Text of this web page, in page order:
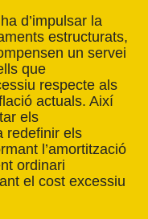
d’impulsar la
estructurats,
un servei
que
respecte als
actuals. Així
els
redefinir els
l’amortització
ordinari
el cost excessiu